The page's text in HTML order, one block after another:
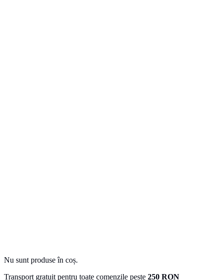
Nu sunt produse în coș.
Transport gratuit pentru toate comenzile peste 250 RON